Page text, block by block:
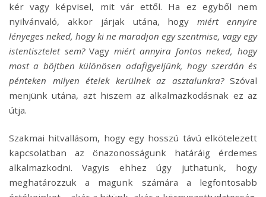
kér vagy képvisel, mit vár ettől. Ha ez egyből nem
nyilvánvaló, akkor járjak utána, hogymiért ennyire
lényeges neked, hogy ki ne maradjon egy szentmise, vagy egy
istentisztelet sem?Vagy miért annyira fontos neked, hogy
most a böjtben különösen odafigyeljünk, hogy szerdán és
pénteken milyen ételek kerülnek az asztalunkra?Szóval
menjünk utána, azt hiszem az alkalmazkodásnak ez az
útja.
Szakmai hitvallásom, hogy egy hosszú távú elkötelezett
kapcsolatban az önazonosságunk határáig érdemes
alkalmazkodni. Vagyis ehhez úgy juthatunk, hogy
meghatározzuk a magunk számára a legfontosabb